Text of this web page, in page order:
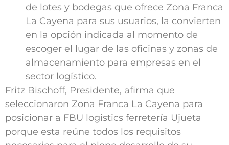
de lotes y bodegas que ofrece Zona Franca
La Cayena para sus usuarios, la convierten
en la opción indicada al momento de
escoger el lugar de las oficinas y zonas de
almacenamiento para empresas en el
sector logístico.
Fritz Bischoff, Presidente, afirma que
seleccionaron Zona Franca La Cayena para
posicionar a FBU logistics ferretería Ujueta
porque esta reúne todos los requisitos